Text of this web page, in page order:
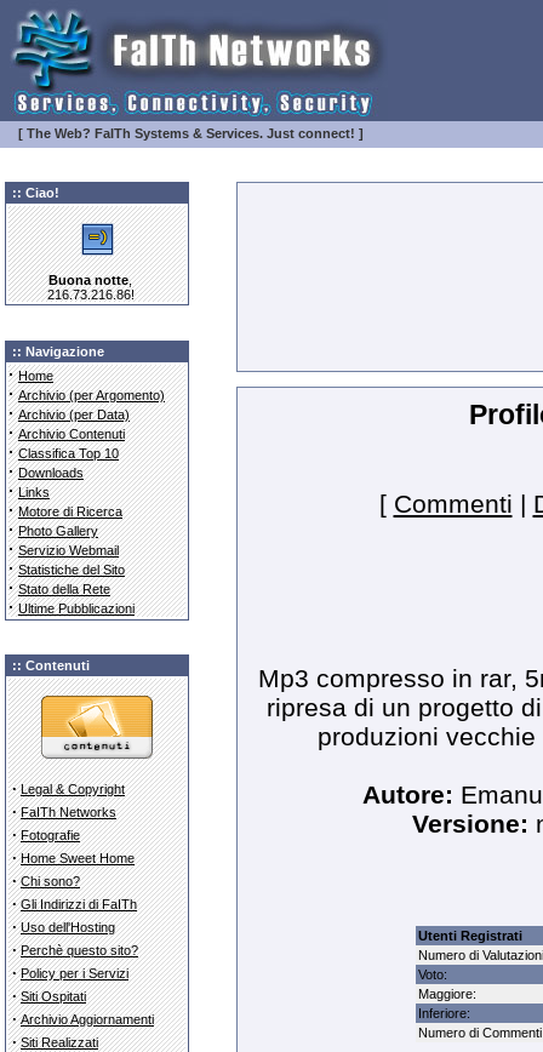
[ The Web? FaITh Systems & Services. Just connect! ]
:: Ciao!
Buona notte,
216.73.216.86!
:: Navigazione
· Home
· Archivio (per Argomento)
· Archivio (per Data)
· Archivio Contenuti
· Classifica Top 10
· Downloads
· Links
· Motore di Ricerca
· Photo Gallery
· Servizio Webmail
· Statistiche del Sito
· Stato della Rete
· Ultime Pubblicazioni
:: Contenuti
· Legal & Copyright
· FaITh Networks
· Fotografie
· Home Sweet Home
· Chi sono?
· Gli Indirizzi di FaITh
· Uso dell'Hosting
· Perchè questo sito?
· Policy per i Servizi
· Siti Ospitati
· Archivio Aggiornamenti
· Siti Realizzati
[ Commenti |
Mp3 compresso in rar,
ripresa di un progetto
produzioni
Autore:
Versione:
Utenti Registrati
Numero di
Voto:
Maggiore:
Inferiore:
Numero di